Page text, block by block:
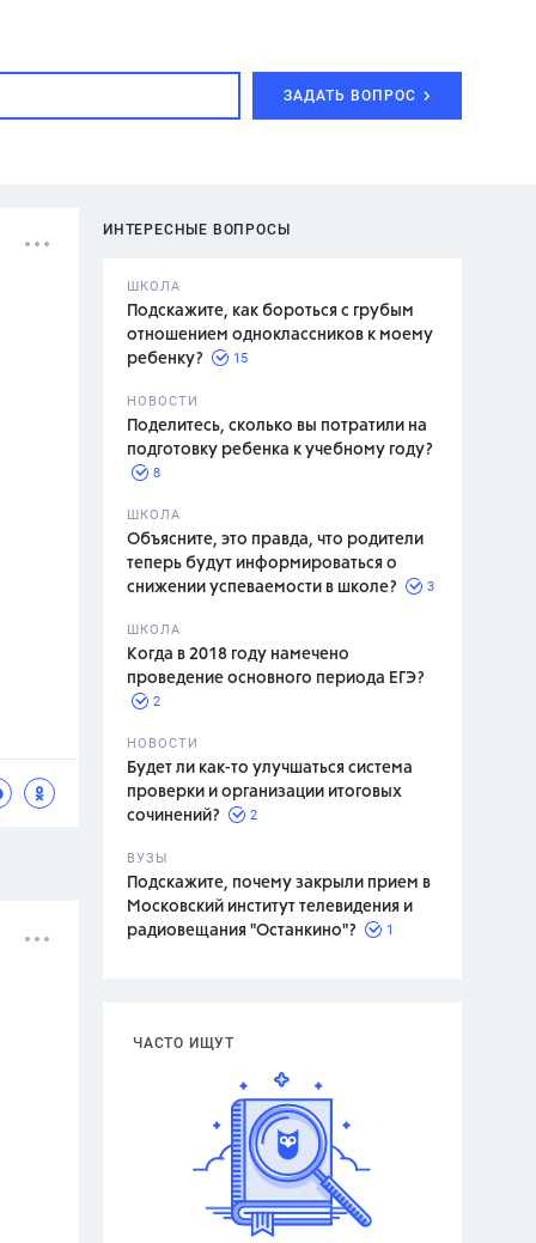
ЗАДАТЬ ВОПРОС
ИНТЕРЕСНЫЕ ВОПРОСЫ
ШКОЛА
Подскажите, как бороться с грубым
отношением одноклассников к моему
ребенку?
15
НОВОСТИ
Поделитесь, сколько вы потратили на
подготовку ребенка к учебному году?
8
ШКОЛА
Объясните, это правда, что родители
теперь будут информироваться о
снижении успеваемости в школе?
3
ШКОЛА
Когда в 2018 году намечено
проведение основного периода ЕГЭ?
2
НОВОСТИ
Будет ли как-то улучшаться система
проверки и организации итоговых
сочинений?
2
ВУЗЫ
Подскажите, почему закрыли прием в
Московский институт телевидения и
радиовещания "Останкино"?
1
ЧАСТО ИЩУТ